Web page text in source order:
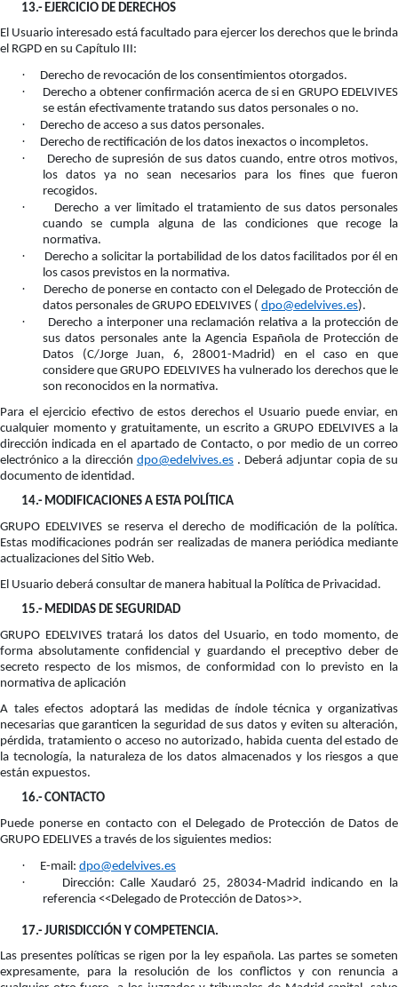
13.- EJERCICIO DE DERECHOS
El Usuario interesado está facultado para ejercer los derechos que le brinda
el RGPD en su Capítulo III:
· Derecho de revocación de los consentimientos otorgados.
·
Derecho a obtener confirmación acerca de si en GRUPO EDELVIVES
se están efectivamente tratando sus datos personales o no.
· Derecho de acceso a sus datos personales.
· Derecho de rectificación de los datos inexactos o incompletos.
·
Derecho de supresión de sus datos cuando, entre otros motivos,
los datos ya no sean necesarios para los fines que fueron
recogidos.
·
Derecho a ver limitado el tratamiento de sus datos personales
cuando se cumpla alguna de las condiciones que recoge la
normativa.
·
Derecho a solicitar la portabilidad de los datos facilitados por él en
los casos previstos en la normativa.
·
Derecho de ponerse en contacto con el Delegado de Protección de
datos personales de GRUPO EDELVIVES ( dpo@edelvives.es).
·
Derecho a interponer una reclamación relativa a la protección de
sus datos personales ante la Agencia Española de Protección de
Datos (C/Jorge Juan, 6, 28001-Madrid) en el caso en que
considere que GRUPO EDELVIVES ha vulnerado los derechos que le
son reconocidos en la normativa.
Para el ejercicio efectivo de estos derechos el Usuario puede enviar, en
cualquier momento y gratuitamente, un escrito a GRUPO EDELVIVES a la
dirección indicada en el apartado de Contacto, o por medio de un correo
electrónico a la dirección dpo@edelvives.es . Deberá adjuntar copia de su
documento de identidad.
14.- MODIFICACIONES A ESTA POLÍTICA
GRUPO EDELVIVES se reserva el derecho de modificación de la política.
Estas modificaciones podrán ser realizadas de manera periódica mediante
actualizaciones del Sitio Web.
El Usuario deberá consultar de manera habitual la Política de Privacidad.
15.- MEDIDAS DE SEGURIDAD
GRUPO EDELVIVES tratará los datos del Usuario, en todo momento, de
forma absolutamente confidencial y guardando el preceptivo deber de
secreto respecto de los mismos, de conformidad con lo previsto en la
normativa de aplicación
A tales efectos adoptará las medidas de índole técnica y organizativas
necesarias que garanticen la seguridad de sus datos y eviten su alteración,
pérdida, tratamiento o acceso no autorizado, habida cuenta del estado de
la tecnología, la naturaleza de los datos almacenados y los riesgos a que
están expuestos.
16.-CONTACTO
Puede ponerse en contacto con el Delegado de Protección de Datos de
GRUPO EDELIVES a través de los siguientes medios:
· E-mail: dpo@edelvives.es
·
Dirección: Calle Xaudaró 25, 28034-Madrid indicando en la
referencia <<Delegado de Protección de Datos>>.
17.-JURISDICCIÓN Y COMPETENCIA.
Las presentes políticas se rigen por la ley española. Las partes se someten
expresamente, para la resolución de los conflictos y con renuncia a